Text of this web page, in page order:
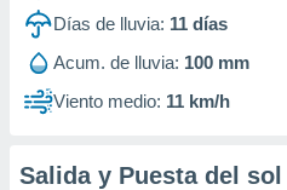
de
Días de lluvia: 11 días
Acum. de lluvia: 100 mm
Viento medio: 11 km/h
Salida y Puesta del sol